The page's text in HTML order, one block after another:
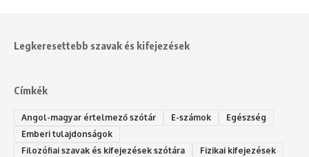
Legkeresettebb szavak és kifejezések
Címkék
Angol-magyar értelmező szótár E-számok
Egészség
Emberi tulajdonságok
Filozófiai szavak és kifejezések szótára
Fizikai kifejezések